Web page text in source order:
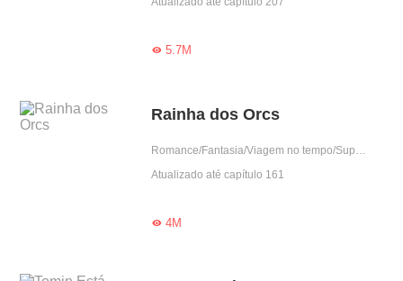
5.7M
Rainha dos Orcs
Romance/Fantasia/Viagem no tempo/Supernatural/Doce
Atualizado até capítulo 161
4M